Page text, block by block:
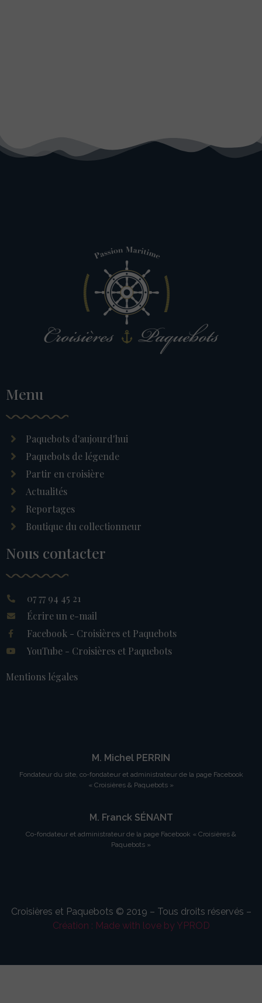
Menu
Paquebots d'aujourd'hui
Paquebots de légende
Partir en croisière
Actualités
Reportages
Boutique du collectionneur
Nous contacter
07 77 94 45 21
Écrire un e-mail
Facebook - Croisières et Paquebots
YouTube - Croisières et Paquebots
Mentions légales
M. Michel PERRIN
Fondateur du site, co-fondateur et administrateur de la page Facebook
« Croisières & Paquebots »
M. Franck SÉNANT
Co-fondateur et administrateur de la page Facebook « Croisières &
Paquebots »
Croisières et Paquebots © 2019 – Tous droits réservés –
Création : Made with love by YPROD